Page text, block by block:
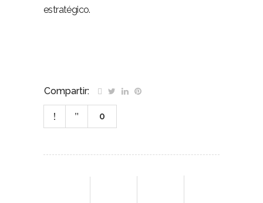
estratégico.
Compartir:
0